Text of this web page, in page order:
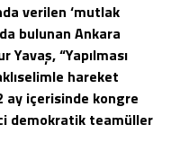
verilen ‘mutlak
bulunan Ankara
Yavaş, “Yapılması
hareket
içerisinde kongre
demokratik teamüller